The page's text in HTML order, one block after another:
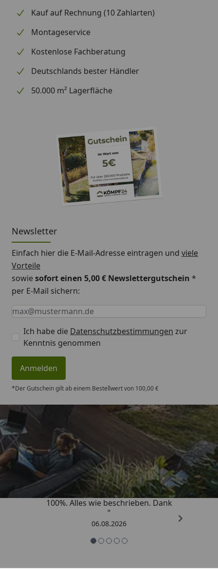
Aluminium
Packmaße (B x L x
H), Gewicht
85 x 140 x 10 cm, 7 kg
Datenblatt Skan Holz Doppelfenster für
Carports
Montageanleitung Skan Holz
Doppelfenster für Carports
bei gleichzeitiger Montage des Carports.
Kauf auf Rechnung (10 Zahlarten)
Montageservice
Kostenlose Fachberatung
Deutschlands bester Händler
50.000 m² Lagerfläche
Newsletter
Einfach hier die E-Mail-Adresse eintragen und viele
Vorteile
sowiesofort einen 5,00 € Newslettergutschein *
per E-Mail sichern:
Keine Eingabe erforderlich
Eingabe erforderlich
E-Mail *
Ich habe die Datenschutzbestimmungen zur
Kenntnis genommen
Anmelden
*Der Gutschein gilt ab einem Bestellwert von 100,00 €
Trusted Shops
4,83/ 5
„Super schnell gelifert. Ware passt
100%. Alles wie beschrieben. Dank
“
06.08.2026